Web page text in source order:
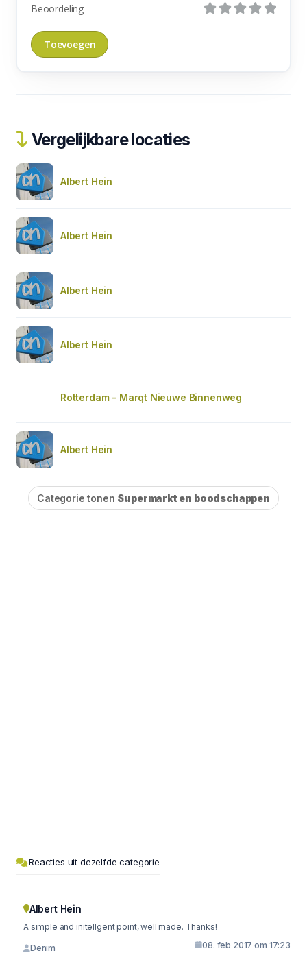
Beoordeling
Vergelijkbare locaties
Albert Hein
Albert Hein
Albert Hein
Albert Hein
Rotterdam - Marqt Nieuwe Binnenweg
Albert Hein
Categorie tonen Supermarkt en boodschappen
Reacties uit dezelfde categorie
Albert Hein
A simple and initellgent point, well made. Thanks!
Denim 08. feb 2017 om 17:23